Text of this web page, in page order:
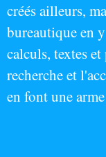
créés ailleurs,
bureautique en
calculs, textes
recherche et
en font une